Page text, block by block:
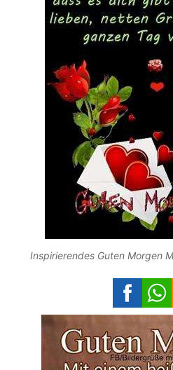
Inspirierendes Guten Morgen